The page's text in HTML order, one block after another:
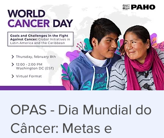
OPAS - Dia Mundial do
Câncer: Metas e